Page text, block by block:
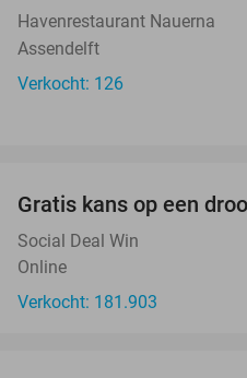
Havenrestaurant Nauerna
Assendelft
Verkocht: 126
Gratis kans op een
Social Deal Win
Online
Verkocht: 181.903